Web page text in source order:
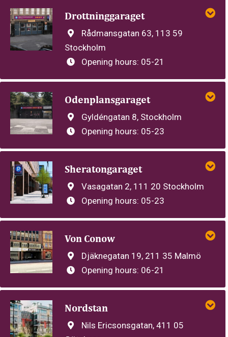
Drottninggaraget
Rådmansgatan 63, 113 59
Stockholm
Opening hours: 05-21
Odenplansgaraget
Gyldéngatan 8, Stockholm
Opening hours: 05-23
Sheratongaraget
Vasagatan 2, 111 20 Stockholm
Opening hours: 05-23
Von Conow
Djäknegatan 19, 211 35 Malmö
Opening hours: 06-21
Nordstan
Nils Ericsonsgatan, 411 05